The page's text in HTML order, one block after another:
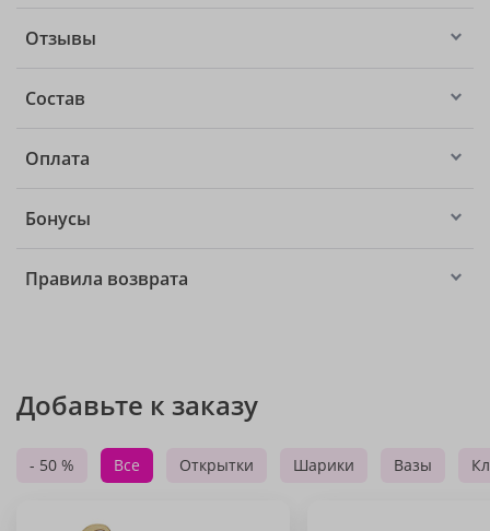
Отзывы
Состав
Оплата
Бонусы
Правила возврата
Добавьте к заказу
- 50 % Все Открытки Шарики Вазы